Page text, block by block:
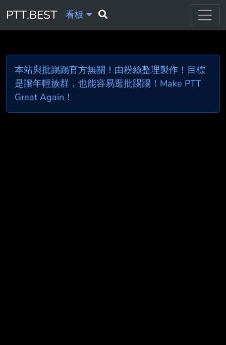
PTT.BEST 看板
本站與批踢踢官方無關！由粉絲整理製作！目標
是讓年輕族群，也能容易逛批踢踢！Make PTT
Great Again！